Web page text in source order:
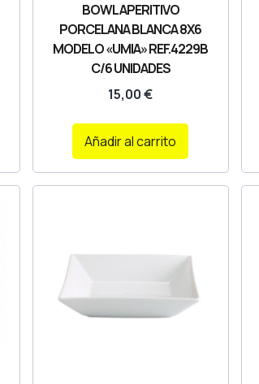
BOWL APERITIVO
PORCELANA BLANCA 8X6
MODELO «UMIA» REF.4229B
C/6 UNIDADES
15,00€
Añadir al carrito